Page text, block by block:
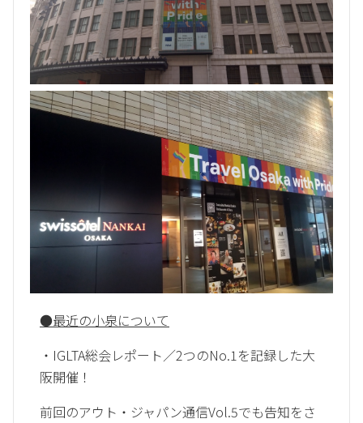
●最近の小泉について
・IGLTA総会レポート／2つのNo.1を記録した大
阪開催！
前回のアウト・ジャパン通信Vol.5でも告知をさ